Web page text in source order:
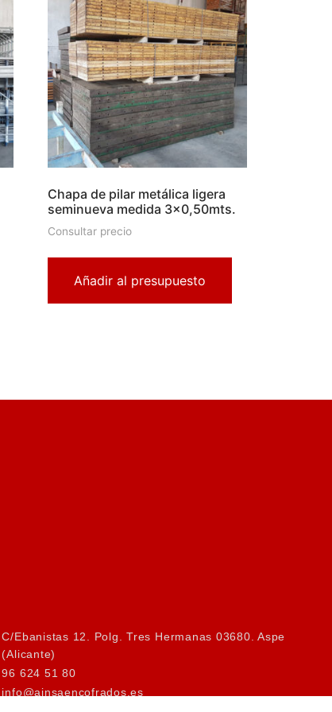
Chapa de pilar metálica ligera
seminueva medida 3×0,50mts.
Consultar precio
Añadir al presupuesto
C/Ebanistas 12. Polg. Tres Hermanas 03680. Aspe
(Alicante)
96 624 51 80
info@ainsaencofrados.es